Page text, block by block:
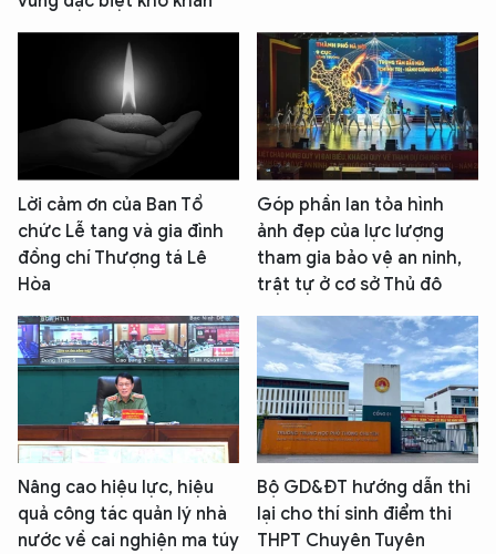
Lời cảm ơn của Ban Tổ
chức Lễ tang và gia đình
đồng chí Thượng tá Lê
Hòa
Góp phần lan tỏa hình
ảnh đẹp của lực lượng
tham gia bảo vệ an ninh,
trật tự ở cơ sở Thủ đô
Nâng cao hiệu lực, hiệu
quả công tác quản lý nhà
nước về cai nghiện ma túy
Bộ GD&ĐT hướng dẫn thi
lại cho thí sinh điểm thi
THPT Chuyên Tuyên